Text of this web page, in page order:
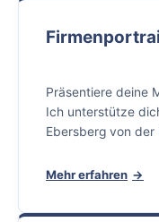
Präsentiere deine
Ich unterstütze
Ebersberg von
Mehr erfahren